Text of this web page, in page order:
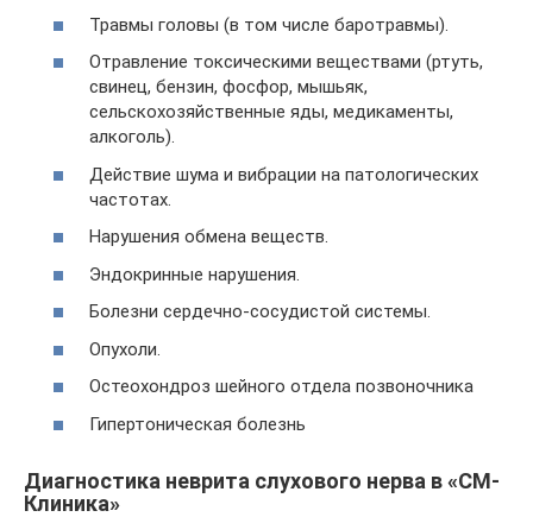
Травмы головы (в том числе баротравмы).
Отравление токсическими веществами (ртуть,
свинец, бензин, фосфор, мышьяк,
сельскохозяйственные яды, медикаменты,
алкоголь).
Действие шума и вибрации на патологических
частотах.
Нарушения обмена веществ.
Эндокринные нарушения.
Болезни сердечно-сосудистой системы.
Опухоли.
Остеохондроз шейного отдела позвоночника
Гипертоническая болезнь
Диагностика неврита слухового нерва в «СМ-
Клиника»